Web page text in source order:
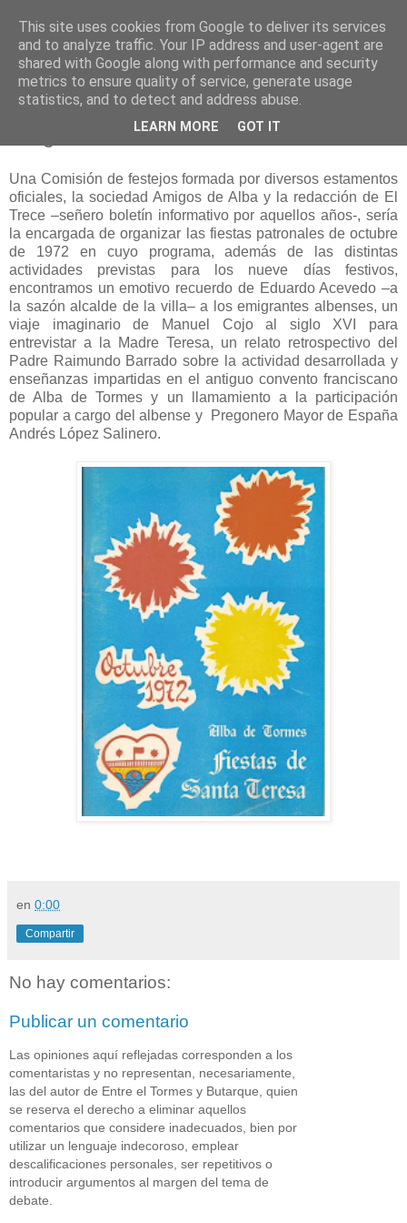
Programa de fiestas 1972
Una Comisión de festejos formada por diversos estamentos
oficiales, la sociedad Amigos de Alba y la redacción de El
Trece –señero boletín informativo por aquellos años-, sería
la encargada de organizar las fiestas patronales de octubre
de 1972 en cuyo programa, además de las distintas
actividades previstas para los nueve días festivos,
encontramos un emotivo recuerdo de Eduardo Acevedo –a
la sazón alcalde de la villa– a los emigrantes albenses, un
viaje imaginario de Manuel Cojo al siglo XVI para
entrevistar a la Madre Teresa, un relato retrospectivo del
Padre Raimundo Barrado sobre la actividad desarrollada y
enseñanzas impartidas en el antiguo convento franciscano
de Alba de Tormes y un llamamiento a la participación
popular a cargo del albense y Pregonero Mayor de España
Andrés López Salinero.
en 0:00
Compartir
No hay comentarios:
Publicar un comentario
Las opiniones aquí reflejadas corresponden a los
comentaristas y no representan, necesariamente,
las del autor de Entre el Tormes y Butarque, quien
se reserva el derecho a eliminar aquellos
comentarios que considere inadecuados, bien por
utilizar un lenguaje indecoroso, emplear
descalificaciones personales, ser repetitivos o
introducir argumentos al margen del tema de
debate.
This site uses cookies from Google to deliver its services
and to analyze traffic. Your IP address and user-agent are
shared with Google along with performance and security
metrics to ensure quality of service, generate usage
statistics, and to detect and address abuse.
LEARN MORE GOT IT